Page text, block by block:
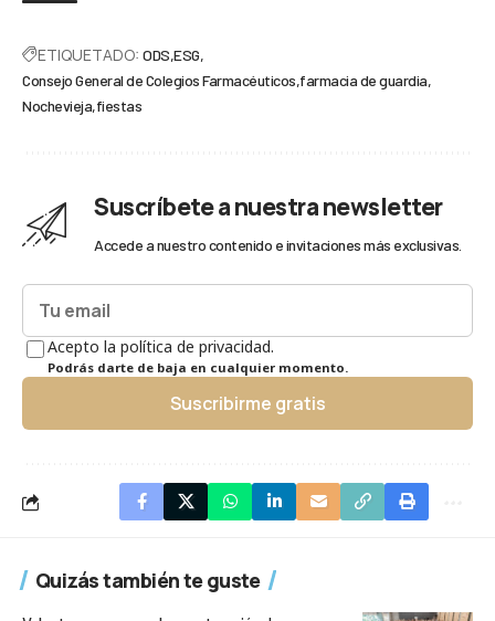
ETIQUETADO: ODS ESG
Consejo General de Colegios Farmacéuticos farmacia de guardia
Nochevieja fiestas
Suscríbete a nuestra newsletter
Accede a nuestro contenido e invitaciones más exclusivas.
Acepto la política de privacidad.
Podrás darte de baja en cualquier momento.
Suscribirme gratis
Quizás también te guste